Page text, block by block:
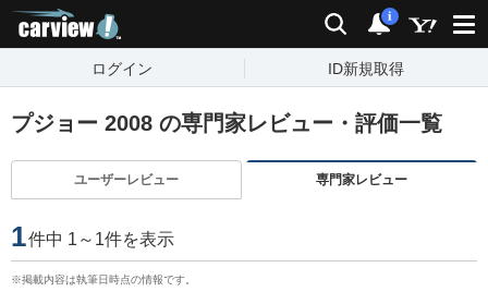
検索 通知
i
ログイン ID新規取得
プジョー 2008 の専門家レビュー・評価一覧
ユーザーレビュー 専門家レビュー
1件中 1～1件を表示
※掲載内容は執筆日時点の情報です。